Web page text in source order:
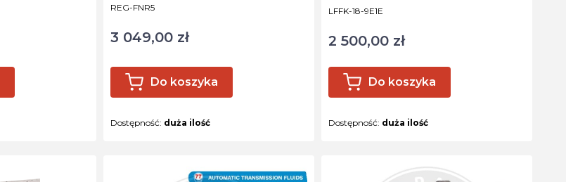
Kod produktu
REG-FNR5
Cena
3 049,00 zł
Do koszyka
Dostępność: duża ilość
Kod produktu
LFFK-18-9E1E
Cena
2 500,00 zł
Do koszyka
Dostępność: duża ilość